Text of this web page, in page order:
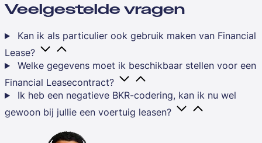
Veelgestelde vragen
Kan ik als particulier ook gebruik maken van Financial
Lease?
Welke gegevens moet ik beschikbaar stellen voor een
Financial Leasecontract?
Ik heb een negatieve BKR-codering, kan ik nu wel
gewoon bij jullie een voertuig leasen?